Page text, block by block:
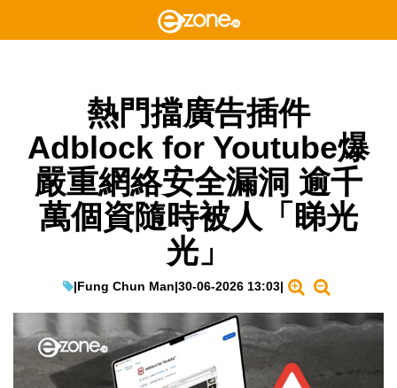
熱門擋廣告插件
Adblock for Youtube爆
嚴重網絡安全漏洞 逾千
萬個資隨時被人「睇光
光」
|Fung Chun Man|30-06-2026 13:03|